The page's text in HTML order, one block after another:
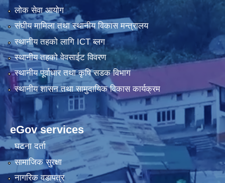
लोक सेवा आयोग
संघीय मामिला तथा स्थानीय विकास मन्त्रालय
स्थानीय तहको लागि ICT ब्लग
स्थानीय तहको वेवसाईट विवरण
स्थानीय पूर्वाधार तथा कृषि सडक विभाग
स्थानीय शासन तथा सामुदायिक विकास कार्यक्रम
eGov services
घटना दर्ता
सामाजिक सुरक्षा
नागरिक वडापत्र